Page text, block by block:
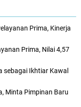
Prima, Kinerja
Prima, Nilai 4,57
sebagai Ikhtiar Kawal
Minta Pimpinan Baru